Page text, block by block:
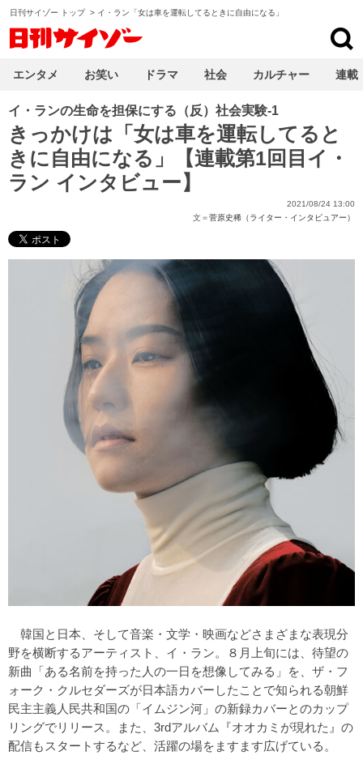
日刊サイゾー トップ > イ・ラン「女は車を運転してるときに自由になる」
イ・ランの生命を担保にする（反）社会実験-1
きっかけは「女は車を運転してると
きに自由になる」【連載第1回目イ・
ラン インタビュー】
2021/08/24 13:00
文＝菅原史稀（ライター・インタビュアー）
韓国と日本、そして音楽・文学・映画などさまざまな表現分
野を横断するアーティスト、イ・ラン。８月上旬には、待望の
新曲
「ある名前を持った人の一日を想像してみる」
を、ザ・フ
ォーク・クルセダーズが日本語カバーしたことで知られる朝鮮
民主主義人民共和国の「イムジン河」の新録カバーとのカップ
リングでリリース。また、3rdアルバム
『オオカミが現れた』 の
配信もスタートするなど、活躍の場をますます広げている。
エンタメ お笑い ドラマ 社会 カルチャー 連載